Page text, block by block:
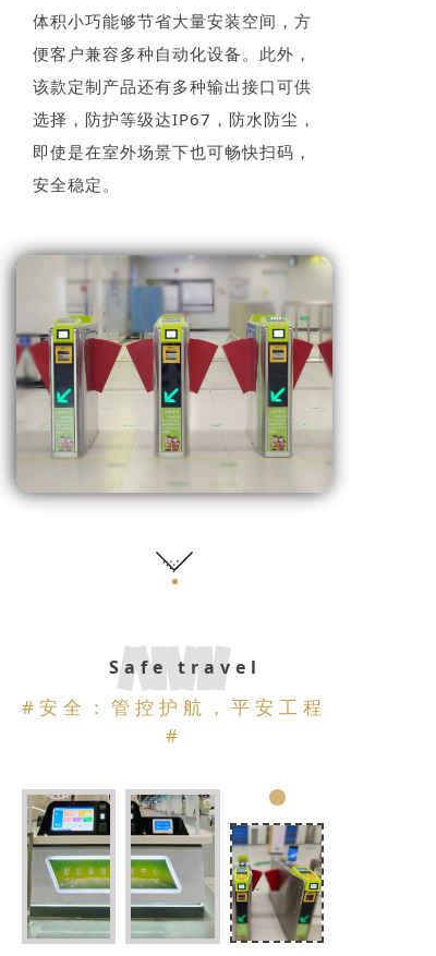
体积小巧能够节省大量安装空间，方
便客户兼容多种自动化设备。此外，
该款定制产品还有多种输出接口可供
选择，防护等级达IP67，防水防尘，
即使是在室外场景下也可畅快扫码，
安全稳定。
Safe travel
# 安全：管控护航，平安工程
#